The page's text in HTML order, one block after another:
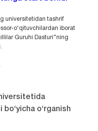
universitetidan tashrif
o‘qituvchilardan iborat
Guruhi Dasturi”ning
o‘rganish